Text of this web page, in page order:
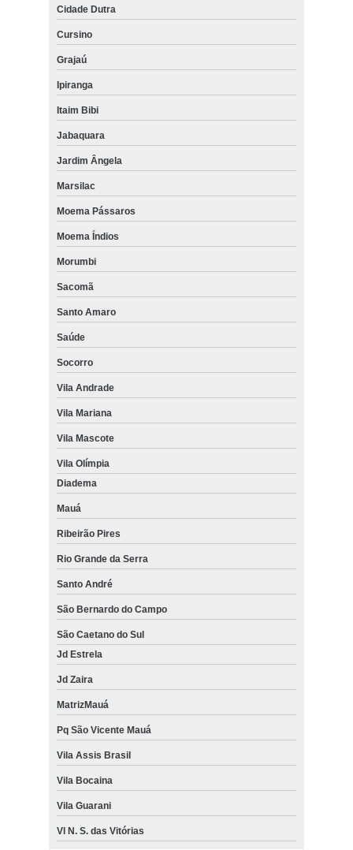
Cidade Dutra
Cursino
Grajaú
Ipiranga
Itaim Bibi
Jabaquara
Jardim Ângela
Marsilac
Moema Pássaros
Moema Índios
Morumbi
Sacomã
Santo Amaro
Saúde
Socorro
Vila Andrade
Vila Mariana
Vila Mascote
Vila Olímpia
Diadema
Mauá
Ribeirão Pires
Rio Grande da Serra
Santo André
São Bernardo do Campo
São Caetano do Sul
Jd Estrela
Jd Zaira
MatrizMauá
Pq São Vicente Mauá
Vila Assis Brasil
Vila Bocaina
Vila Guarani
Vl N. S. das Vitórias